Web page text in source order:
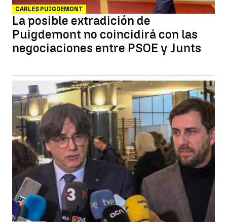
CARLES PUIGDEMONT
La posible extradición de
Puigdemont no coincidirá con las
negociaciones entre PSOE y Junts